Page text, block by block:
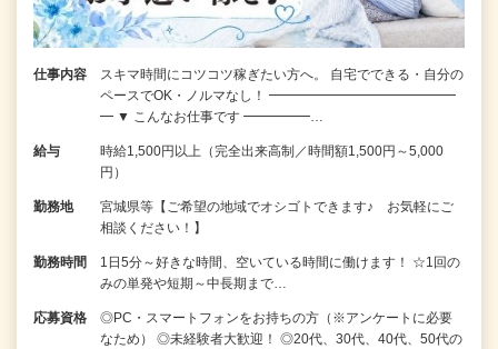
仕事内容
スキマ時間にコツコツ稼ぎたい方へ。 自宅でできる・自分の
ペースでOK・ノルマなし！ ━━━━━━━━━━━━━━
━ ▼ こんなお仕事です ━━━━━…
給与
時給1,500円以上（完全出来高制／時間額1,500円～5,000
円）
勤務地
宮城県等【ご希望の地域でオシゴトできます♪ お気軽にご
相談ください！】
勤務時間
1日5分～好きな時間、空いている時間に働けます！ ☆1回の
みの単発や短期～中長期まで…
応募資格
◎PC・スマートフォンをお持ちの方（※アンケートに必要
なため） ◎未経験者大歓迎！ ◎20代、30代、40代、50代の